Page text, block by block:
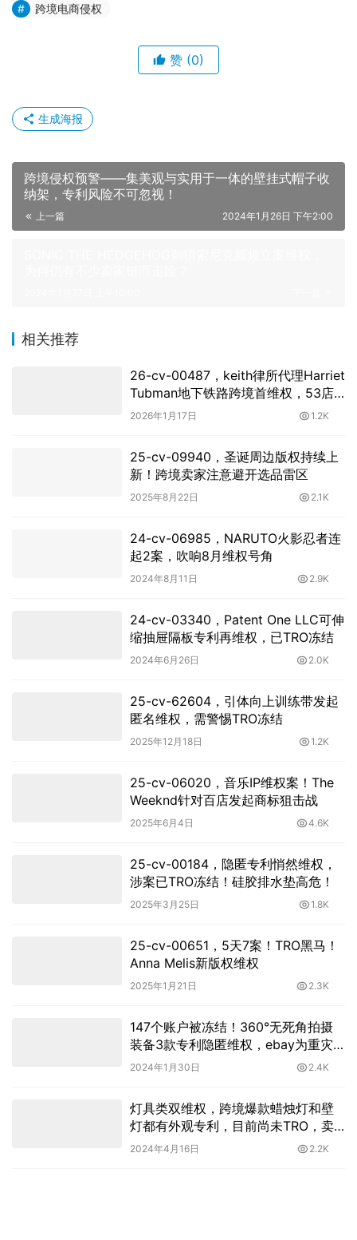
跨境电商侵权
赞 (0)
生成海报
跨境侵权预警——集美观与实用于一体的壁挂式帽子收
纳架，专利风险不可忽视！
上一篇 2024年1月26日 下午2:00
相关推荐
26-cv-00487，keith律所代理Harriet
Tubman地下铁路跨境首维权，53店
涉案名单已出！
2026年1月17日 1.2K
25-cv-09940，圣诞周边版权持续上
新！跨境卖家注意避开选品雷区
2025年8月22日 2.1K
24-cv-06985，NARUTO火影忍者连
起2案，吹响8月维权号角
2024年8月11日 2.9K
24-cv-03340，Patent One LLC可伸
缩抽屉隔板专利再维权，已TRO冻结
2024年6月26日 2.0K
25-cv-62604，引体向上训练带发起
匿名维权，需警惕TRO冻结
2025年12月18日 1.2K
25-cv-06020，音乐IP维权案！The
Weeknd针对百店发起商标狙击战
2025年6月4日 4.6K
25-cv-00184，隐匿专利悄然维权，
涉案已TRO冻结！硅胶排水垫高危！
2025年3月25日 1.8K
25-cv-00651，5天7案！TRO黑马！
Anna Melis新版权维权
2025年1月21日 2.3K
147个账户被冻结！360°无死角拍摄
装备3款专利隐匿维权，ebay为重灾
区！
2024年1月30日 2.4K
灯具类双维权，跨境爆款蜡烛灯和壁
灯都有外观专利，目前尚未TRO，卖
家尽快自查下架！
2024年4月16日 2.2K